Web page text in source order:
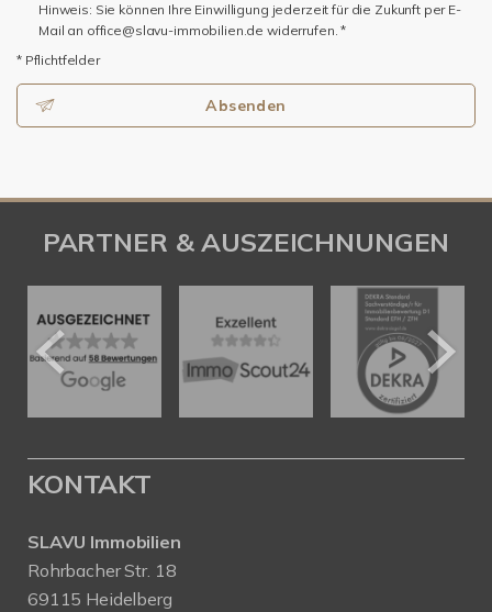
Hinweis: Sie können Ihre Einwilligung jederzeit für die Zukunft per E-
Mail an office@slavu-immobilien.de widerrufen. *
* Pflichtfelder
Absenden
PARTNER & AUSZEICHNUNGEN
KONTAKT
SLAVU Immobilien
Rohrbacher Str. 18
69115 Heidelberg